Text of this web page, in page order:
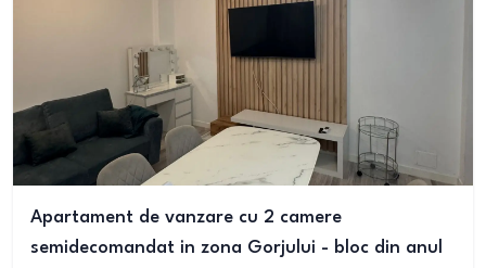
Apartament de vanzare cu 2 camere
semidecomandat in zona Gorjului - bloc din anul